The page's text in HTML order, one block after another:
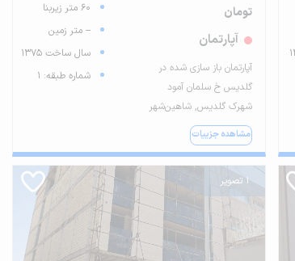
تومان
آپارتمان
آپارتمان باز سازی شده در
گلدیس خ سلمان آمود
شهرک گلدیس, شاهین‌شهر
مشاهده جزییات
60 متر زیربنا
-- متر زمین
سال ساخت 1375
شماره طبقه: 1
1 تصویر